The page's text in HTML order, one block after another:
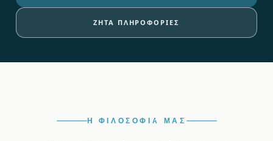
ΖΗΤΑ ΠΛΗΡΟΦΟΡΙΕΣ
Η ΦΙΛΟΣΟΦΙΑ ΜΑΣ